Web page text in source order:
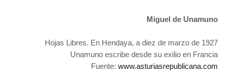
Miguel de Unamuno
Hojas Libres. En Hendaya, a diez de marzo de 1927
Unamuno escribe desde su exilio en Francia
Fuente: www.asturiasrepublicana.com